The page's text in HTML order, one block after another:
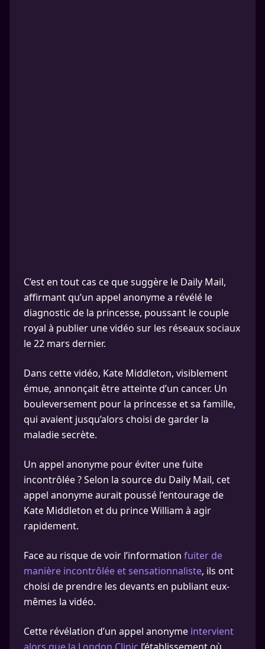
C’est en tout cas ce que suggère le Daily Mail,
affirmant qu’un appel anonyme a révélé le
diagnostic de la princesse, poussant le couple
royal à publier une vidéo sur les réseaux sociaux
le 22 mars dernier.
Dans cette vidéo, Kate Middleton, visiblement
émue, annonçait être atteinte d’un cancer. Un
bouleversement pour la princesse et sa famille,
qui avaient jusqu’alors choisi de garder la
maladie secrète.
Un appel anonyme pour éviter une fuite
incontrôlée ? Selon la source du Daily Mail, cet
appel anonyme aurait poussé l’entourage de
Kate Middleton et du prince William à agir
rapidement.
Face au risque de voir l’information fuiter de
manière incontrôlée et sensationnaliste, ils ont
choisi de prendre les devants en publiant eux-
mêmes la vidéo.
Cette révélation d’un appel anonyme intervient